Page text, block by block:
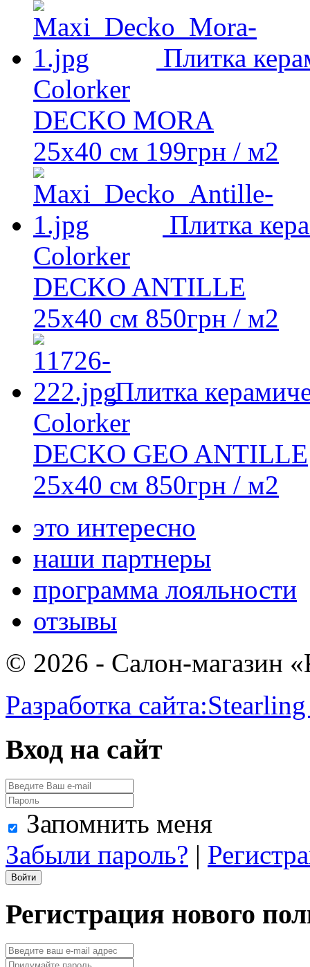
Плитка
Colorker
DECKO MORA
25x40 см 199грн / м2
Плитка
Colorker
DECKO ANTILLE
25x40 см 850грн / м2
Плитка
Colorker
DECKO GEO ANTILLE
25x40 см 850грн / м2
это интересно
наши партнеры
программа лояльности
отзывы
© 2026 - Салон-магазин
Разработка сайта:
Вход на сайт
Запомнить меня
Забыли пароль? |
Регистрация нового